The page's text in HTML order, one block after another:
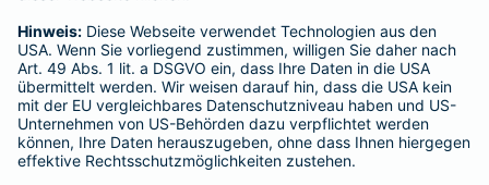
Adresse ändern
Schaden melden
Kilometerstandsmeldung
Serviceübersicht